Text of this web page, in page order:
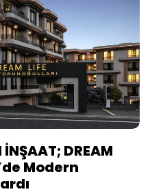
İNŞAAT; DREAM
Modern